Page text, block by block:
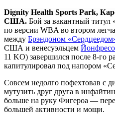
Dignity Health Sports Park,
США. Бой за вакантный титул
по версии WBA во втором
между Брэндоном
США и венесуэльцем
11 KO) завершился после 8-го
капитулировал под напором
Совсем недолго пофехтовав с
мутузить друг друга в
больше на руку Фигероа —
большей активности и мощи.